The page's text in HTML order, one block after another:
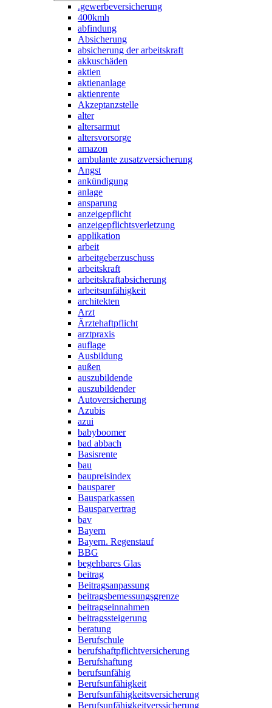
.gewerbeversicherung
400kmh
abfindung
Absicherung
absicherung der arbeitskraft
akkuschäden
aktien
aktienanlage
aktienrente
Akzeptanzstelle
alter
altersarmut
altersvorsorge
amazon
ambulante zusatzversicherung
Angst
ankündigung
anlage
ansparung
anzeigepflicht
anzeigepflichtsverletzung
applikation
arbeit
arbeitgeberzuschuss
arbeitskraft
arbeitskraftabsicherung
arbeitsunfähigkeit
architekten
Arzt
Ärztehaftpflicht
arztpraxis
auflage
Ausbildung
außen
auszubildende
auszubildender
Autoversicherung
Azubis
azui
babyboomer
bad abbach
Basisrente
bau
baupreisindex
bausparer
Bausparkassen
Bausparvertrag
bav
Bayern
Bayern. Regenstauf
BBG
begehbares Glas
beitrag
Beitragsanpassung
beitragsbemessungsgrenze
beitragseinnahmen
beitragssteigerung
beratung
Berufschule
berufshaftpflichtversicherung
Berufshaftung
berufsunfähig
Berufsunfähigkeit
Berufsunfähigkeitsversicherung
Berufsunfähigkeitverssicherung